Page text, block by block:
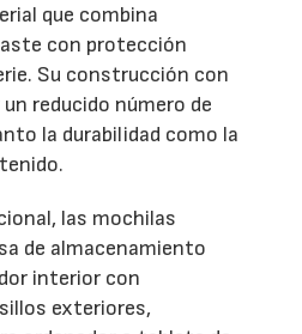
que combina
con protección
Su construcción con
reducido número de
la durabilidad como la
las mochilas
de almacenamiento
interior con
exteriores,